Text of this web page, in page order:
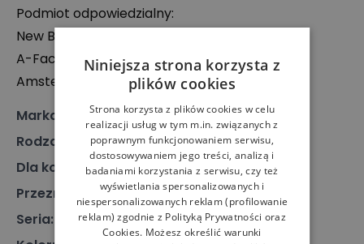
Podmiot odpowiedzialny:
New Balance Europe BV
A-Factorij, Pilotenstraat 35 – 45, 1059 CH
Amsterdam, Holandia
Marka
New Balance
Rodzaj
Obuwie, Sneakersy
Dla kogo
Dla niego
Przeznaczenie:Buty klasyczne
Seria:
373
Niniejsza strona korzysta z
plików cookies
Strona korzysta z plików cookies w celu
realizacji usług w tym m.in. związanych z
poprawnym funkcjonowaniem serwisu,
dostosowywaniem jego treści, analizą i
badaniami korzystania z serwisu, czy też
wyświetlania spersonalizowanych i
niespersonalizowanych reklam (profilowanie
reklam) zgodnie z Polityką Prywatności oraz
Cookies. Możesz określić warunki